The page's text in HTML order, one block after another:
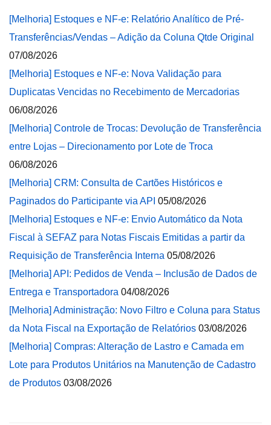
[Melhoria] Estoques e NF-e: Relatório Analítico de Pré-
Transferências/Vendas – Adição da Coluna Qtde Original
07/08/2026
[Melhoria] Estoques e NF-e: Nova Validação para
Duplicatas Vencidas no Recebimento de Mercadorias
06/08/2026
[Melhoria] Controle de Trocas: Devolução de Transferência
entre Lojas – Direcionamento por Lote de Troca
06/08/2026
[Melhoria] CRM: Consulta de Cartões Históricos e
Paginados do Participante via API 05/08/2026
[Melhoria] Estoques e NF-e: Envio Automático da Nota
Fiscal à SEFAZ para Notas Fiscais Emitidas a partir da
Requisição de Transferência Interna 05/08/2026
[Melhoria] API: Pedidos de Venda – Inclusão de Dados de
Entrega e Transportadora 04/08/2026
[Melhoria] Administração: Novo Filtro e Coluna para Status
da Nota Fiscal na Exportação de Relatórios 03/08/2026
[Melhoria] Compras: Alteração de Lastro e Camada em
Lote para Produtos Unitários na Manutenção de Cadastro
de Produtos 03/08/2026